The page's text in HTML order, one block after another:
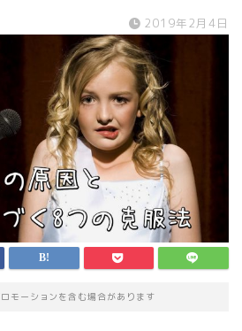
2019年2月4日
モーションを含む場合があります